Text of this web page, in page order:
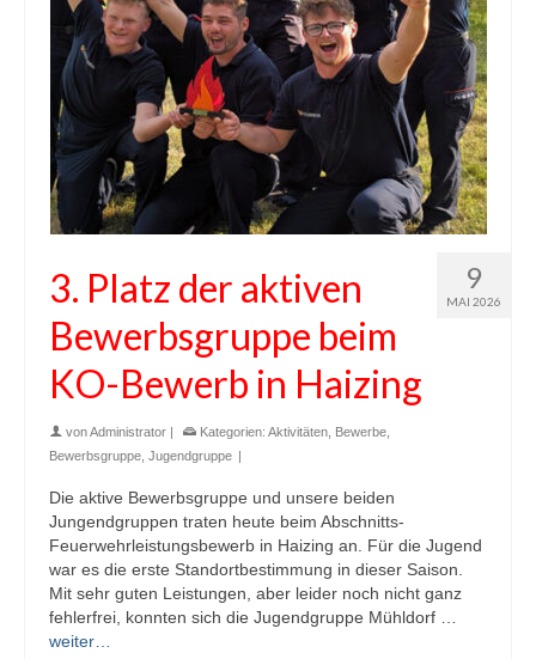
9
MAI 2026
3. Platz der aktiven
Bewerbsgruppe beim
KO-Bewerb in Haizing
vonAdministrator | Kategorien: Aktivitäten Bewerbe
Bewerbsgruppe Jugendgruppe |
Die aktive Bewerbsgruppe und unsere beiden
Jungendgruppen traten heute beim Abschnitts-
Feuerwehrleistungsbewerb in Haizing an. Für die Jugend
war es die erste Standortbestimmung in dieser Saison.
Mit sehr guten Leistungen, aber leider noch nicht ganz
fehlerfrei, konnten sich die Jugendgruppe Mühldorf …
weiter…